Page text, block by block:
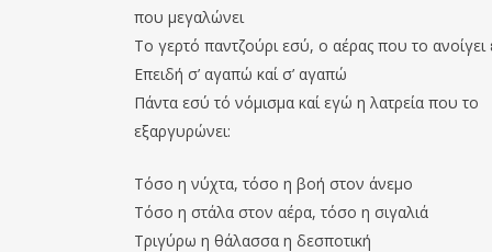
που μεγαλώνει
Το γερτό παντζούρι εσύ, ο αέρας που το ανοίγει
Επειδή σ’ αγαπώ καί σ’ αγαπώ
Πάντα εσύ τό νόμισμα καί εγώ η λατρεία που το
εξαργυρώνει:
Τόσο η νύχτα, τόσο η βοή στον άνεμο
Τόσο η στάλα στον αέρα, τόσο η σιγαλιά
Τριγύρω η θάλασσα η δεσποτική